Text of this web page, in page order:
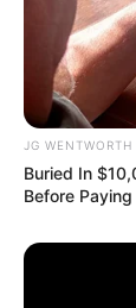
ราศีกัน
ความรัก: ค
รู้จัก ส่วนคน
JG WENTWORTH
Buried In
Before Paying